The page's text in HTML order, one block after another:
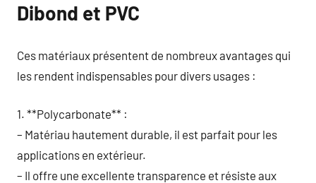
Dibond et PVC
Ces matériaux présentent de nombreux avantages qui
les rendent indispensables pour divers usages :
1. **Polycarbonate** :
– Matériau hautement durable, il est parfait pour les
applications en extérieur.
– Il offre une excellente transparence et résiste aux